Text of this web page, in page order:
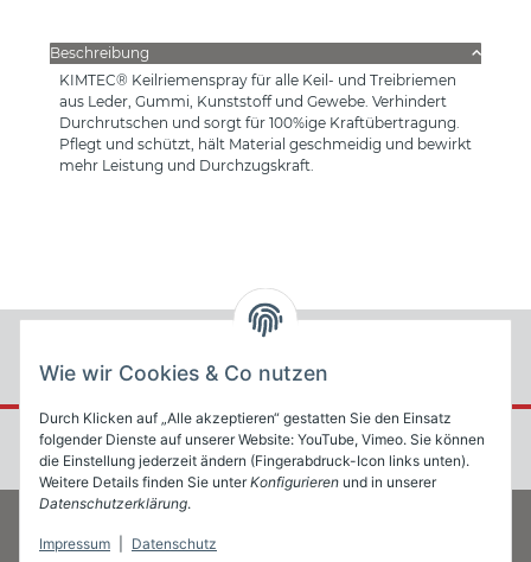
Beschreibung
KIMTEC® Keilriemenspray für alle Keil- und Treibriemen
aus Leder, Gummi, Kunststoff und Gewebe. Verhindert
Durchrutschen und sorgt für 100%ige Kraftübertragung.
Pflegt und schützt, hält Material geschmeidig und bewirkt
mehr Leistung und Durchzugskraft.
Wie wir Cookies & Co nutzen
Durch Klicken auf „Alle akzeptieren“ gestatten Sie den Einsatz
folgender Dienste auf unserer Website: YouTube, Vimeo. Sie können
die Einstellung jederzeit ändern (Fingerabdruck-Icon links unten).
Weitere Details finden Sie unterKonfigurieren und in unserer
Datenschutzerklärung.
Impressum Datenschutz